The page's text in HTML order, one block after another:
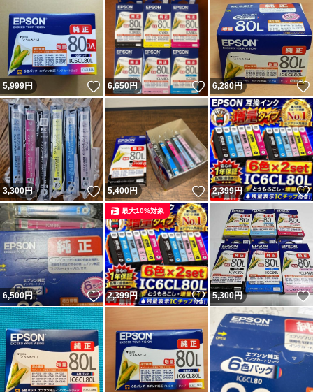
5,999円 いいね！
6,650円 いいね！
6,280円
3,300円 いいね！
5,400円 いいね！
2,399円
6,500円 いいね！
2,399円 いいね！
最大10%対象
5,300円